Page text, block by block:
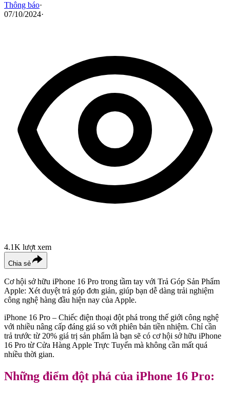
Thông báo·
07/10/2024·
4.1K lượt xem
Chia sẻ
Cơ hội sở hữu iPhone 16 Pro trong tầm tay với Trả Góp Sản Phẩm
Apple: Xét duyệt trả góp đơn giản, giúp bạn dễ dàng trải nghiệm
công nghệ hàng đầu hiện nay của Apple.
iPhone 16 Pro – Chiếc điện thoại đột phá trong thế giới công nghệ
với nhiều nâng cấp đáng giá so với phiên bản tiền nhiệm. Chỉ cần
trả trước từ 20% giá trị sản phẩm là bạn sẽ có cơ hội sở hữu iPhone
16 Pro từ Cửa Hàng Apple Trực Tuyến mà không cần mất quá
nhiều thời gian.
Những điểm đột phá của iPhone 16 Pro: